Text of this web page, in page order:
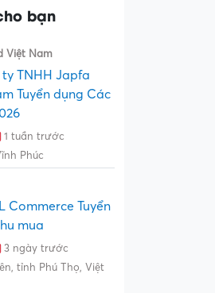
bạn
Việt Nam
TNHH Japfa
Tuyển dụng Các
1 tuần trước
Phúc
Commerce Tuyển
mua
3 ngày trước
tỉnh Phú Thọ, Việt